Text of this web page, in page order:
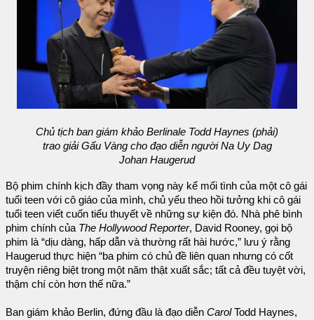
Chủ tịch ban giám khảo Berlinale Todd Haynes (phải)
trao giải Gấu Vàng cho đạo diễn người Na Uy Dag
Johan Haugerud
Bộ phim chính kịch đầy tham vọng này kể mối tình của một cô gái
tuổi teen với cô giáo của mình, chủ yếu theo hồi tưởng khi cô gái
tuổi teen viết cuốn tiểu thuyết về những sự kiện đó. Nhà phê bình
phim chính của The Hollywood Reporter, David Rooney, gọi bộ
phim là “dịu dàng, hấp dẫn và thường rất hài hước,” lưu ý rằng
Haugerud thực hiện “ba phim có chủ đề liên quan nhưng có cốt
truyện riêng biệt trong một năm thật xuất sắc; tất cả đều tuyệt vời,
thậm chí còn hơn thế nữa.”
Ban giám khảo Berlin, đứng đầu là đạo diễn CarolTodd Haynes,